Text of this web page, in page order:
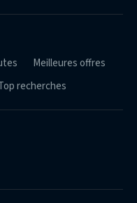
Meilleures offres
recherches